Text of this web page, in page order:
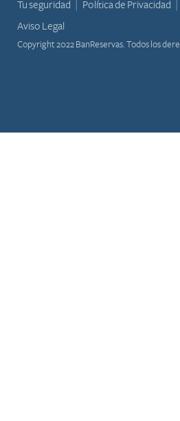
Tu seguridad Política de Privacidad
Aviso Legal
Copyright 2022 BanReservas. Todos los